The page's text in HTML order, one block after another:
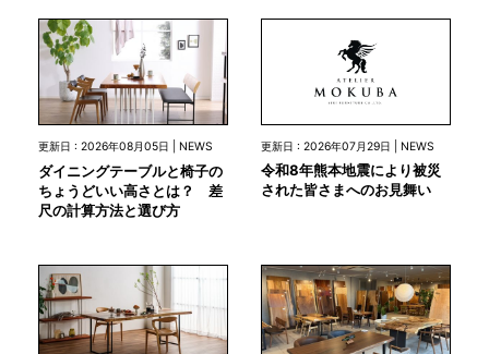
更新日 : 2026年08月05日 | NEWS
ダイニングテーブルと椅子の
ちょうどいい高さとは？ 差
尺の計算方法と選び方
更新日 : 2026年07月29日 | NEWS
令和8年熊本地震により被災
された皆さまへのお見舞い